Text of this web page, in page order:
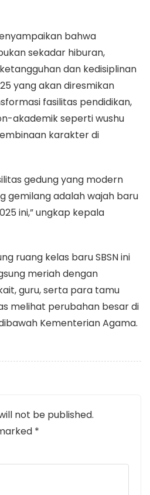
bahwa
sekadar hiburan,
dan kedisiplinan
yang akan diresmikan
fasilitas pendidikan,
akademik seperti wushu
karakter di
gedung yang modern
gemilang adalah wajah baru
ini,” ungkap kepala
ruang kelas baru SBSN ini
meriah dengan
guru, serta para tamu
melihat perubahan besar di
Kementerian Agama.
not be published.
*